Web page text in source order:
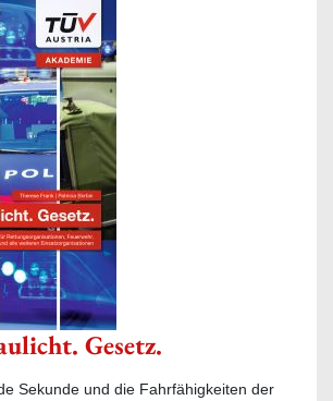
Gesetz.
Sekunde und die Fahrfähigkeiten der